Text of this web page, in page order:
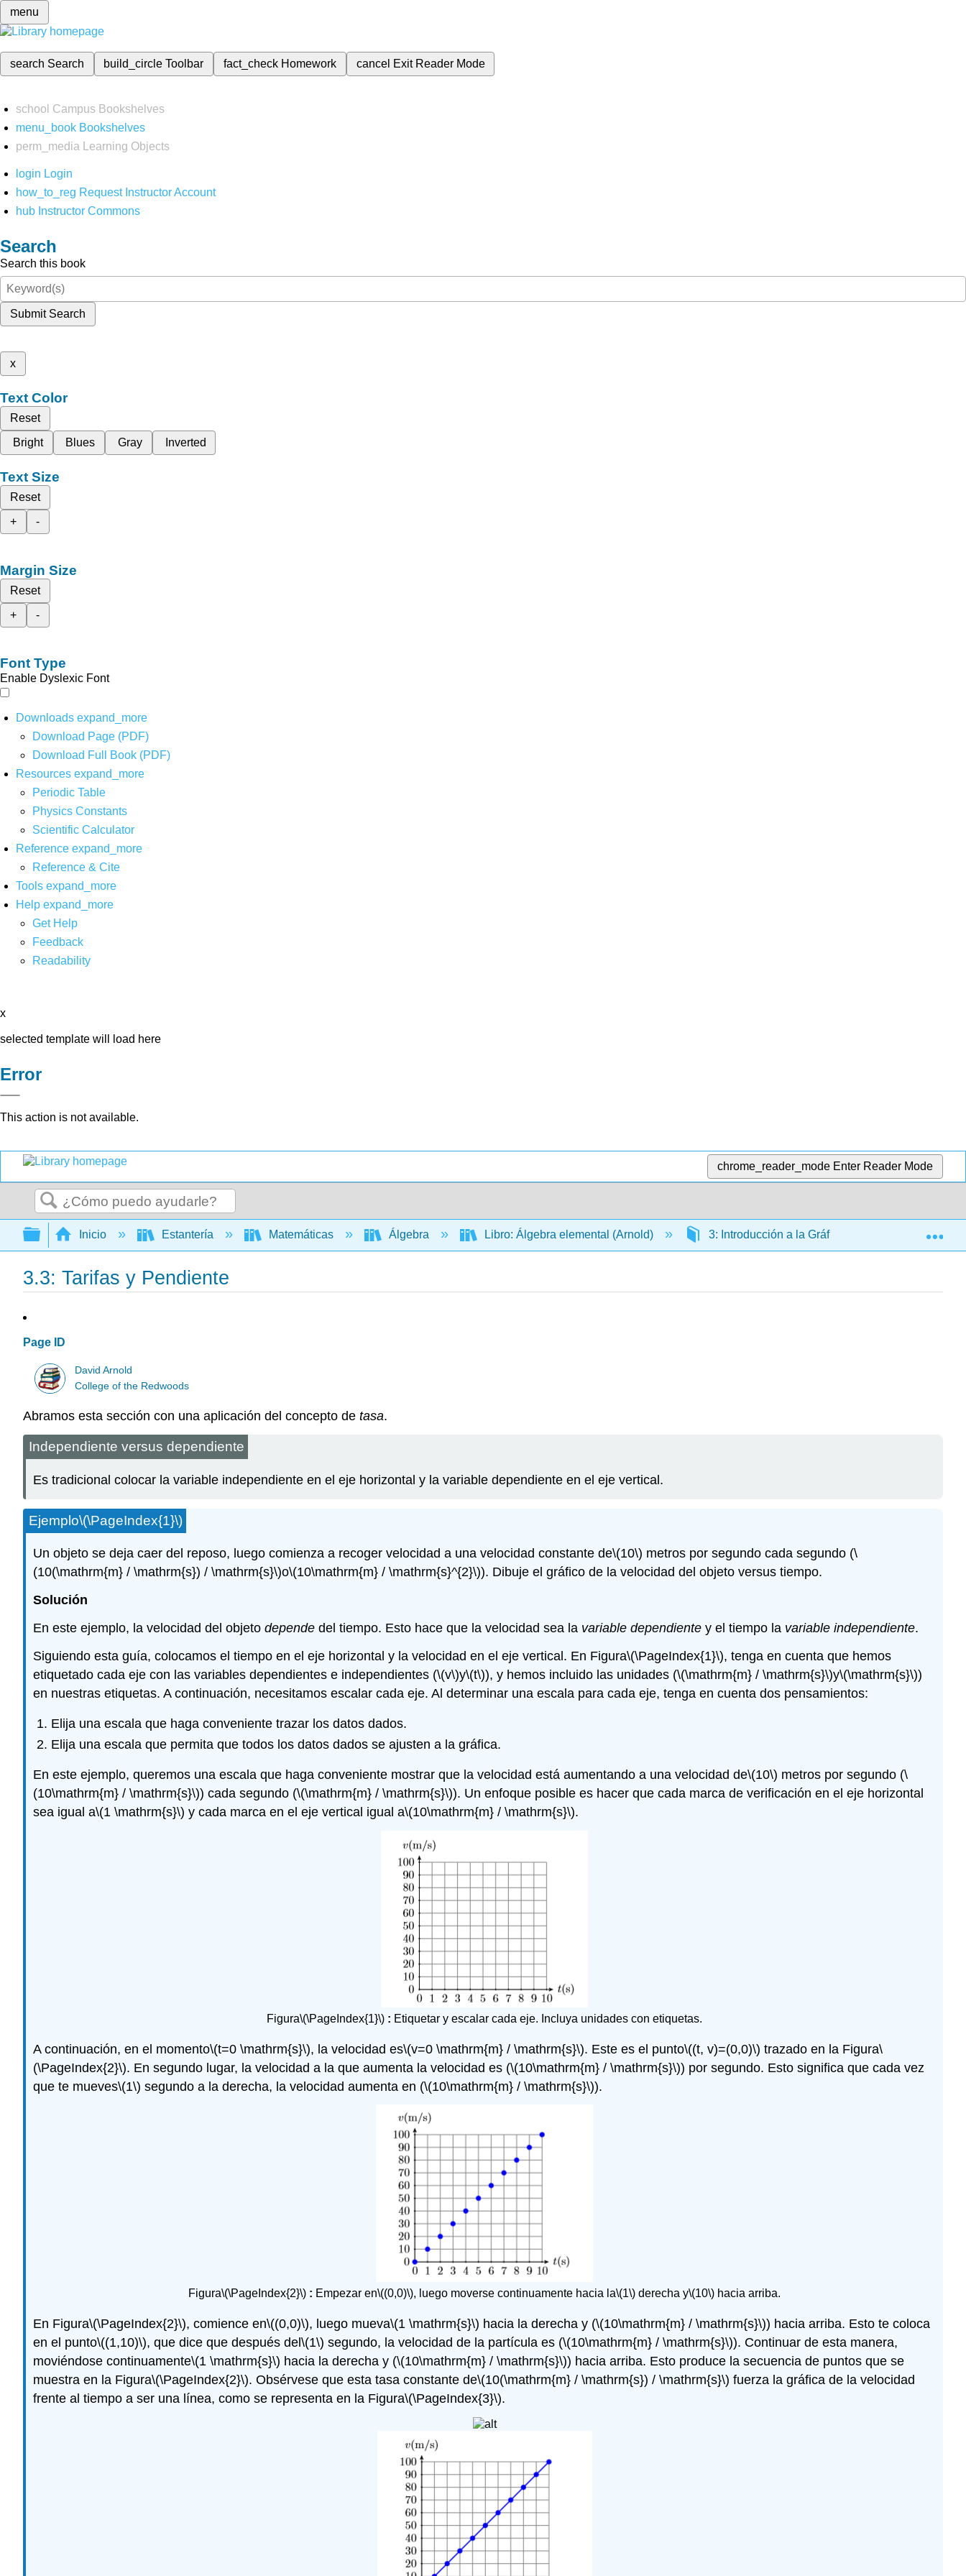
menu
search Search build_circleToolbar fact_check Homework cancel Exit Reader Mode
school Campus Bookshelves
menu_book Bookshelves
perm_media
Learning Objects
login Login
how_to_reg Request Instructor Account
hub Instructor Commons
Search
Search this book
Submit Search
x
Text Color
Reset
Bright
Blues Gray Inverted
Text Size
Reset
+
-
Margin Size
Reset
+
-
Font Type
Enable Dyslexic Font
Downloads expand_more
Download Page (PDF)
Download Full Book (PDF)
Resources expand_more
Periodic Table
Physics Constants
Scientific Calculator
Reference expand_more
Reference & Cite
Tools expand_more
Help expand_more
Get Help
Feedback
Readability
x
selected template will load here
Error
This action is not available.
chrome_reader_mode Enter Reader Mode
Buscar
Expandir/contraer jerarquía global
Inicio Estantería Matemáticas Álgebra Libro: Álgebra elemental (Arnold) 3: Introducción a la Gráficográfica 3.3:
3.3: Tarifas y Pendiente
Page ID
David Arnold
College of the Redwoods
Abramos esta sección con una aplicación del concepto de tasa.
Independiente versus dependiente
Es tradicional colocar la variable independiente en el eje horizontal y la variable dependiente en el eje vertical.
Ejemplo\(\PageIndex{1}\)
Un objeto se deja caer del reposo, luego comienza a recoger velocidad a una velocidad constante de\(10\) metros por segundo cada segundo (\
(10(\mathrm{m} / \mathrm{s}) / \mathrm{s}\)o\(10\mathrm{m} / \mathrm{s}^{2}\)). Dibuje el gráfico de la velocidad del objeto versus tiempo.
Solución
En este ejemplo, la velocidad del objeto depende del tiempo. Esto hace que la velocidad sea la variable dependiente y el tiempo la variable independiente.
Siguiendo esta guía, colocamos el tiempo en el eje horizontal y la velocidad en el eje vertical. En Figura\(\PageIndex{1}\), tenga en cuenta que hemos
etiquetado cada eje con las variables dependientes e independientes (\(v\)y\(t\)), y hemos incluido las unidades (\(\mathrm{m} / \mathrm{s}\)y\(\mathrm{s}\))
en nuestras etiquetas. A continuación, necesitamos escalar cada eje. Al determinar una escala para cada eje, tenga en cuenta dos pensamientos:
Elija una escala que haga conveniente trazar los datos dados.
Elija una escala que permita que todos los datos dados se ajusten a la gráfica.
En este ejemplo, queremos una escala que haga conveniente mostrar que la velocidad está aumentando a una velocidad de\(10\) metros por segundo (\
(10\mathrm{m} / \mathrm{s}\)) cada segundo (\(\mathrm{m} / \mathrm{s}\)). Un enfoque posible es hacer que cada marca de verificación en el eje horizontal
sea igual a\(1 \mathrm{s}\) y cada marca en el eje vertical igual a\(10\mathrm{m} / \mathrm{s}\).
Figura\(\PageIndex{1}\) : Etiquetar y escalar cada eje. Incluya unidades con etiquetas.
A continuación, en el momento\(t=0 \mathrm{s}\), la velocidad es\(v=0 \mathrm{m} / \mathrm{s}\). Este es el punto\((t, v)=(0,0)\) trazado en la Figura\
(\PageIndex{2}\). En segundo lugar, la velocidad a la que aumenta la velocidad es (\(10\mathrm{m} / \mathrm{s}\)) por segundo. Esto significa que cada vez
que te mueves\(1\) segundo a la derecha, la velocidad aumenta en (\(10\mathrm{m} / \mathrm{s}\)).
Figura\(\PageIndex{2}\) : Empezar en\((0,0)\), luego moverse continuamente hacia la\(1\) derecha y\(10\) hacia arriba.
En Figura\(\PageIndex{2}\), comience en\((0,0)\), luego mueva\(1 \mathrm{s}\) hacia la derecha y (\(10\mathrm{m} / \mathrm{s}\)) hacia arriba. Esto te coloca
en el punto\((1,10)\), que dice que después del\(1\) segundo, la velocidad de la partícula es (\(10\mathrm{m} / \mathrm{s}\)). Continuar de esta manera,
moviéndose continuamente\(1 \mathrm{s}\) hacia la derecha y (\(10\mathrm{m} / \mathrm{s}\)) hacia arriba. Esto produce la secuencia de puntos que se
muestra en la Figura\(\PageIndex{2}\). Obsérvese que esta tasa constante de\(10(\mathrm{m} / \mathrm{s}) / \mathrm{s}\) fuerza la gráfica de la velocidad
frente al tiempo a ser una línea, como se representa en la Figura\(\PageIndex{3}\).